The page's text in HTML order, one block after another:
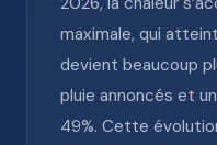
maximale, qui
devient beaucoup
pluie annoncés et
49%. Cette